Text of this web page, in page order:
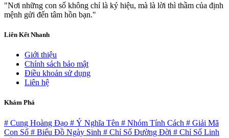
"Nơi những con số không chỉ là ký hiệu, mà là lời thì thầm của định
mệnh gửi đến tâm hồn bạn."
Liên Kết Nhanh
Giới thiệu
Chính sách bảo mật
Điều khoản sử dụng
Liên hệ
Khám Phá
# Cung Hoàng Đạo # Ý Nghĩa Tên # Nhóm Tính Cách # Giải Mã
Con Số # Biểu Đồ Ngày Sinh # Chỉ Số Đường Đời # Chỉ Số Linh